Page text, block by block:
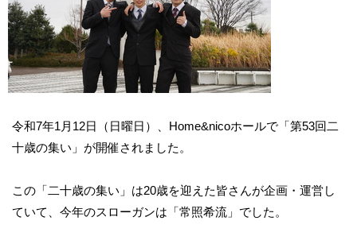
令和7年1月12日（日曜日）、Home&nicoホールで「第53回二
十歳の集い」が開催されました。
この「二十歳の集い」は20歳を迎えた皆さんが企画・運営し
ていて、今年のスローガンは「常照希流」でした。